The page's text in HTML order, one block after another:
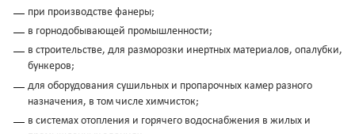
при производстве фанеры;
в горнодобывающей промышленности;
в строительстве, для разморозки инертных материалов, опалубки,
бункеров;
для оборудования сушильных и пропарочных камер разного
назначения, в том числе химчисток;
в системах отопления и горячего водоснабжения в жилых и